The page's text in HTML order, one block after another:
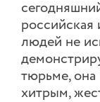
российская
людей не
тюрьме, она
хитрым,